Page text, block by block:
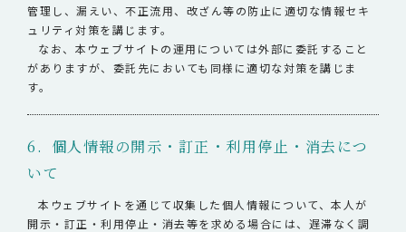
管理し、漏えい、不正流用、改ざん等の防止に適切な情報セキ
ュリティ対策を講じます。
なお、本ウェブサイトの運用については外部に委託すること
がありますが、委託先においても同様に適切な対策を講じま
す。
6. 個人情報の開示・訂正・利用停止・消去につ
いて
本ウェブサイトを通じて収集した個人情報について、本人が
開示・訂正・利用停止・消去等を求める場合には、遅滞なく調